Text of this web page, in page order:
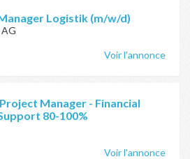
Logistik (m/w/d)
Voir l'annonce
Manager - Financial
80-100%
Voir l'annonce